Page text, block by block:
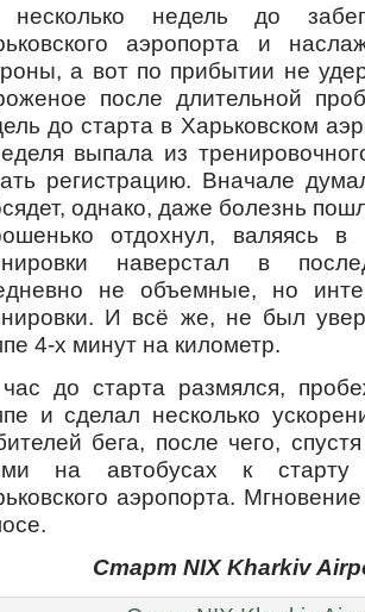
несколько недель до
аэропорта и
а вот по прибытии не
после длительной
до старта в Харьковском
выпала из
регистрацию. Вначале
однако, даже болезнь
отдохнул, валяясь
наверстал в
не объемные, но
И всё же, не был
4-х минут на километр.
до старта размялся,
и сделал несколько
бега, после чего,
на автобусах к
аэропорта.
Старт NIX Kharkiv